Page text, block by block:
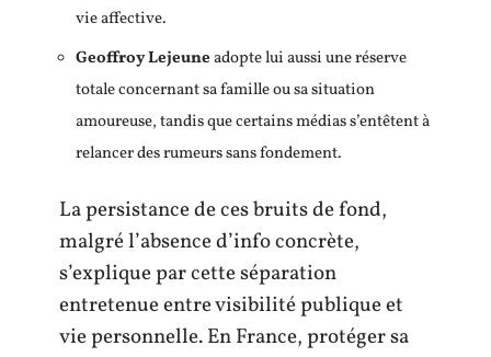
vie affective.
Geoffroy Lejeuneadopte lui aussi une réserve
totale concernant sa famille ou sa situation
amoureuse, tandis que certains médias s’entêtent à
relancer des rumeurs sans fondement.
La persistance de ces bruits de fond,
malgré l’absence d’info concrète,
s’explique par cette séparation
entretenue entre visibilité publique et
vie personnelle. En France, protéger sa